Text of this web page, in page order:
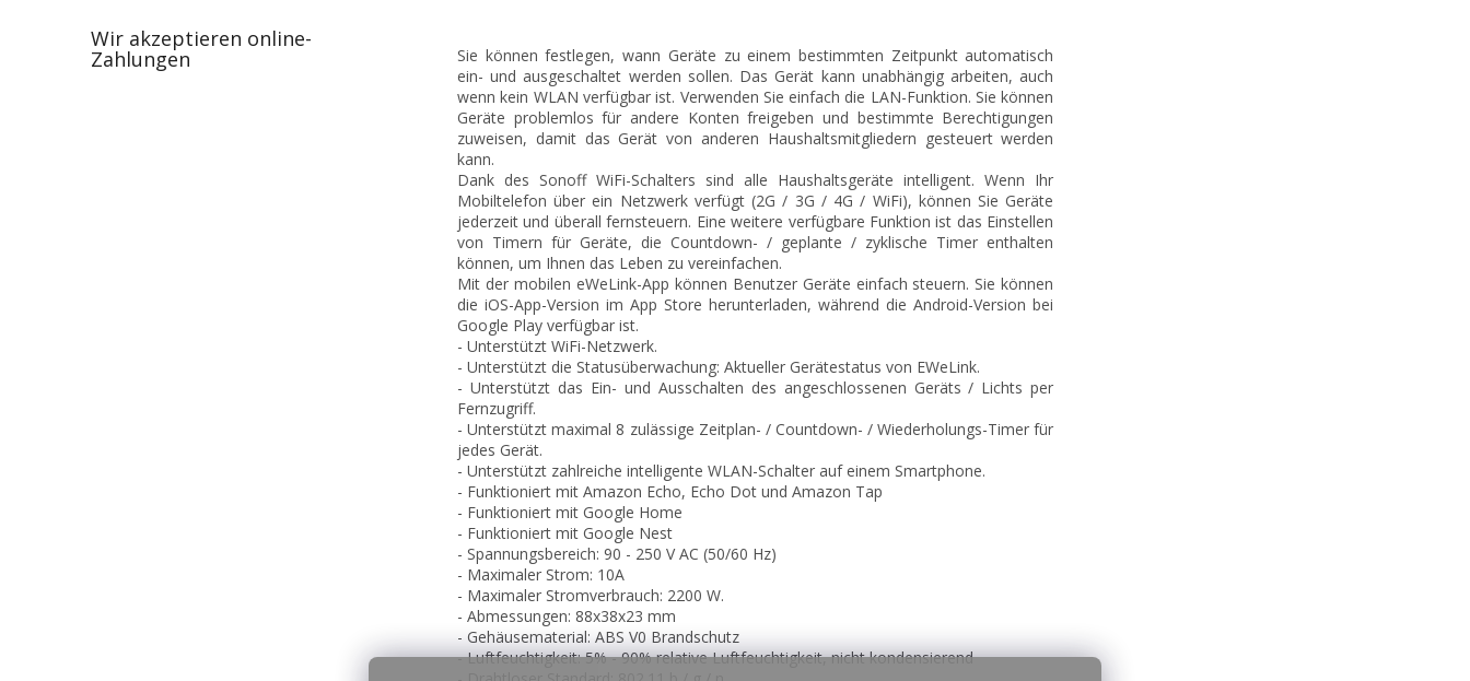
Wir akzeptieren online-
Zahlungen
Sie können festlegen, wann Geräte zu einem bestimmten Zeitpunkt automatisch
ein- und ausgeschaltet werden sollen. Das Gerät kann unabhängig arbeiten, auch
wenn kein WLAN verfügbar ist. Verwenden Sie einfach die LAN-Funktion. Sie können
Geräte problemlos für andere Konten freigeben und bestimmte Berechtigungen
zuweisen, damit das Gerät von anderen Haushaltsmitgliedern gesteuert werden
kann.
Dank des Sonoff WiFi-Schalters sind alle Haushaltsgeräte intelligent. Wenn Ihr
Mobiltelefon über ein Netzwerk verfügt (2G / 3G / 4G / WiFi), können Sie Geräte
jederzeit und überall fernsteuern. Eine weitere verfügbare Funktion ist das Einstellen
von Timern für Geräte, die Countdown- / geplante / zyklische Timer enthalten
können, um Ihnen das Leben zu vereinfachen.
Mit der mobilen eWeLink-App können Benutzer Geräte einfach steuern. Sie können
die iOS-App-Version im App Store herunterladen, während die Android-Version bei
Google Play verfügbar ist.
- Unterstützt WiFi-Netzwerk.
- Unterstützt die Statusüberwachung: Aktueller Gerätestatus von EWeLink.
- Unterstützt das Ein- und Ausschalten des angeschlossenen Geräts / Lichts per
Fernzugriff.
- Unterstützt maximal 8 zulässige Zeitplan- / Countdown- / Wiederholungs-Timer für
jedes Gerät.
- Unterstützt zahlreiche intelligente WLAN-Schalter auf einem Smartphone.
- Funktioniert mit Amazon Echo, Echo Dot und Amazon Tap
- Funktioniert mit Google Home
- Funktioniert mit Google Nest
- Spannungsbereich: 90 - 250 V AC (50/60 Hz)
- Maximaler Strom: 10A
- Maximaler Stromverbrauch: 2200 W.
- Abmessungen: 88x38x23 mm
- Gehäusematerial: ABS V0 Brandschutz
- Luftfeuchtigkeit: 5% - 90% relative Luftfeuchtigkeit, nicht kondensierend